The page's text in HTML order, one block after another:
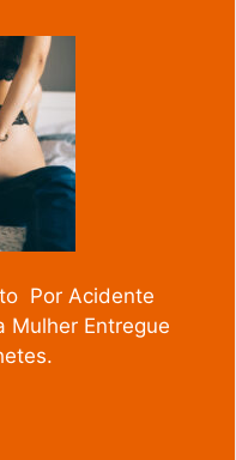
Por Acidente
Mulher Entregue